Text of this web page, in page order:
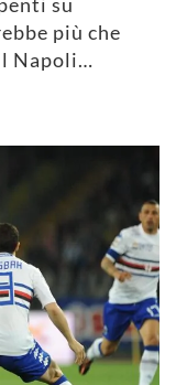
più che
Napoli…